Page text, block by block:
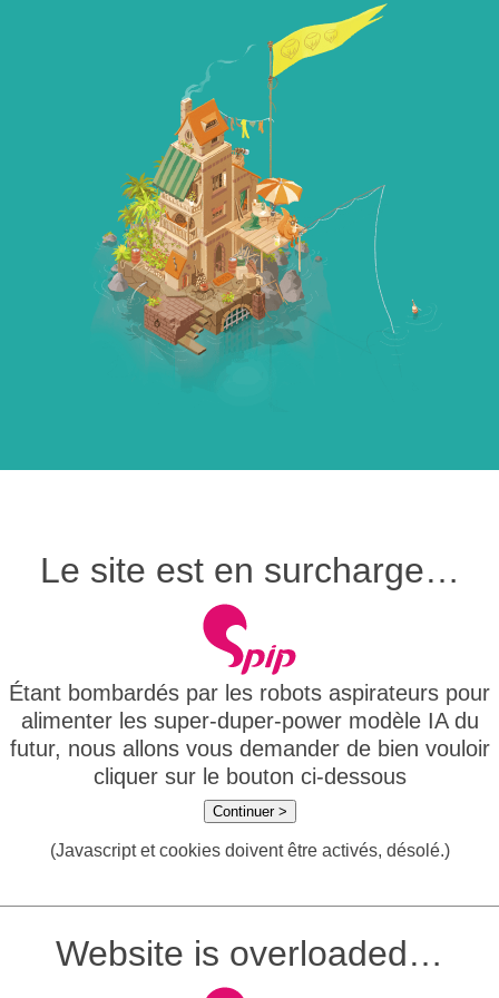
Le site est en surcharge…
Étant bombardés par les robots aspirateurs pour
alimenter les super-duper-power modèle IA du
futur, nous allons vous demander de bien vouloir
cliquer sur le bouton ci-dessous
Continuer >
(Javascript et cookies doivent être activés, désolé.)
Website is overloaded…